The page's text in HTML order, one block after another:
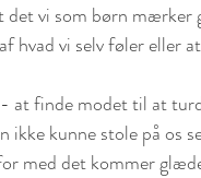
vi som børn mærker
hvad vi selv føler eller
at finde modet til at
kunne stole på os
med det kommer